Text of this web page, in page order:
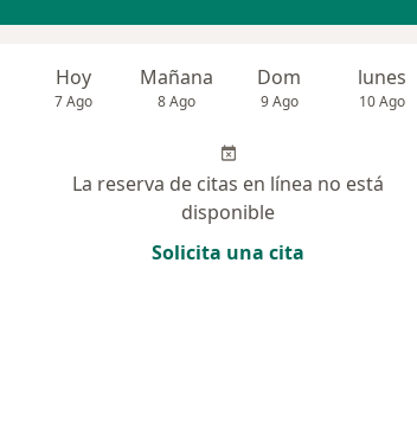
Hoy
7 Ago
Mañana
8 Ago
Dom
9 Ago
lunes
10 Ago
La reserva de citas en línea no está
disponible
Solicita una cita